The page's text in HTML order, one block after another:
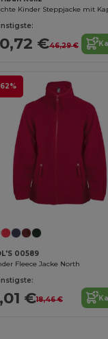
Kinder Steppjacke mit
€46,29 €
00589
Fleece Jacke North
€18,46 €